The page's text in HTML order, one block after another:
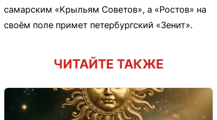
самарским «Крыльям Советов», а «Ростов» на
своём поле примет петербургский «Зенит».
ЧИТАЙТЕ ТАКЖЕ